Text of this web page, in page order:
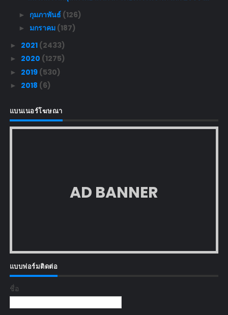
► กุมภาพันธ์ (126)
► มกราคม (187)
► 2021 (2433)
► 2020 (1275)
► 2019 (530)
► 2018 (6)
แบนเนอร์โฆษณา
AD BANNER
แบบฟอร์มติดต่อ
ชื่อ